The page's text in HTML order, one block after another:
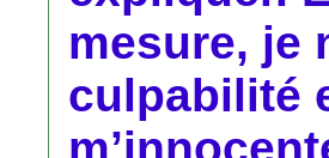
mesure, je
culpabilité